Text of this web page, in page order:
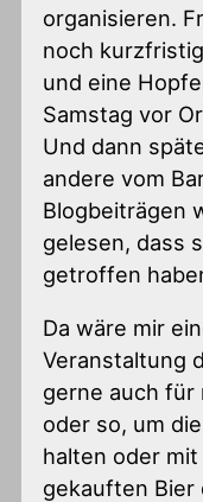
organisieren.
noch
und eine
Samstag vor
Und dann
andere vom
Blogbeiträgen
gelesen, dass
getroffen
Da wäre mir
Veranstaltung
gerne auch für
oder so, um
halten oder
gekauften Bier